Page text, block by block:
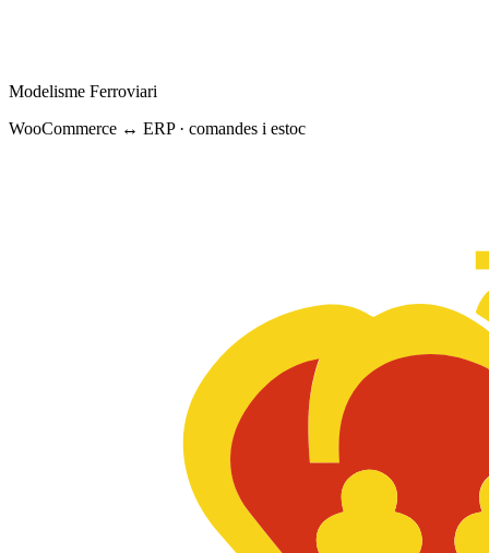
Modelisme Ferroviari
WooCommerce ↔ ERP · comandes i estoc